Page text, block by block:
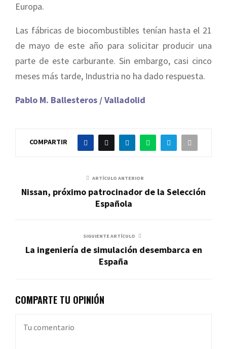
Europa.
Las fábricas de biocombustibles tenían hasta el 21
de mayo de este año para solicitar producir una
parte de este carburante. Sin embargo, casi cinco
meses más tarde, Industria no ha dado respuesta.
Pablo M. Ballesteros / Valladolid
COMPARTIR
ARTÍCULO ANTERIOR
Nissan, próximo patrocinador de la Selección
Española
SIGUIENTE ARTÍCULO
La ingeniería de simulación desembarca en
España
COMPARTE TU OPINIÓN